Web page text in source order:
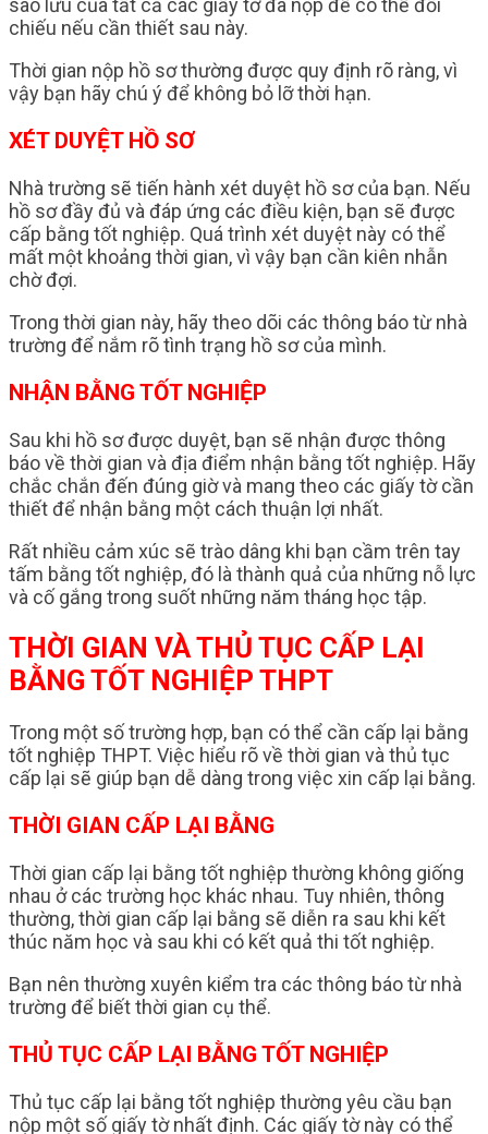
sao lưu của tất cả các giấy tờ đã nộp để có thể đối
chiếu nếu cần thiết sau này.
Thời gian nộp hồ sơ thường được quy định rõ ràng, vì
vậy bạn hãy chú ý để không bỏ lỡ thời hạn.
XÉT DUYỆT HỒ SƠ
Nhà trường sẽ tiến hành xét duyệt hồ sơ của bạn. Nếu
hồ sơ đầy đủ và đáp ứng các điều kiện, bạn sẽ được
cấp bằng tốt nghiệp. Quá trình xét duyệt này có thể
mất một khoảng thời gian, vì vậy bạn cần kiên nhẫn
chờ đợi.
Trong thời gian này, hãy theo dõi các thông báo từ nhà
trường để nắm rõ tình trạng hồ sơ của mình.
NHẬN BẰNG TỐT NGHIỆP
Sau khi hồ sơ được duyệt, bạn sẽ nhận được thông
báo về thời gian và địa điểm nhận bằng tốt nghiệp. Hãy
chắc chắn đến đúng giờ và mang theo các giấy tờ cần
thiết để nhận bằng một cách thuận lợi nhất.
Rất nhiều cảm xúc sẽ trào dâng khi bạn cầm trên tay
tấm bằng tốt nghiệp, đó là thành quả của những nỗ lực
và cố gắng trong suốt những năm tháng học tập.
THỜI GIAN VÀ THỦ TỤC CẤP LẠI
BẰNG TỐT NGHIỆP THPT
Trong một số trường hợp, bạn có thể cần cấp lại bằng
tốt nghiệp THPT. Việc hiểu rõ về thời gian và thủ tục
cấp lại sẽ giúp bạn dễ dàng trong việc xin cấp lại bằng.
THỜI GIAN CẤP LẠI BẰNG
Thời gian cấp lại bằng tốt nghiệp thường không giống
nhau ở các trường học khác nhau. Tuy nhiên, thông
thường, thời gian cấp lại bằng sẽ diễn ra sau khi kết
thúc năm học và sau khi có kết quả thi tốt nghiệp.
Bạn nên thường xuyên kiểm tra các thông báo từ nhà
trường để biết thời gian cụ thể.
THỦ TỤC CẤP LẠI BẰNG TỐT NGHIỆP
Thủ tục cấp lại bằng tốt nghiệp thường yêu cầu bạn
nộp một số giấy tờ nhất định. Các giấy tờ này có thể